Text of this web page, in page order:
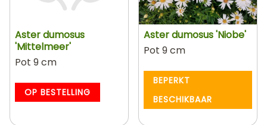
Aster dumosus
'Mittelmeer'
Pot 9 cm
OP BESTELLING
Aster dumosus 'Niobe'
Pot 9 cm
BEPERKT
BESCHIKBAAR